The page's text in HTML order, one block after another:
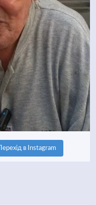
Перехід в Instagram